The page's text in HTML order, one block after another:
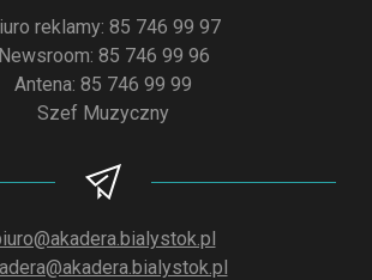
reklamy: 85 746 99 97
Newsroom: 85 746 99 96
Antena: 85 746 99 99
Szef Muzyczny